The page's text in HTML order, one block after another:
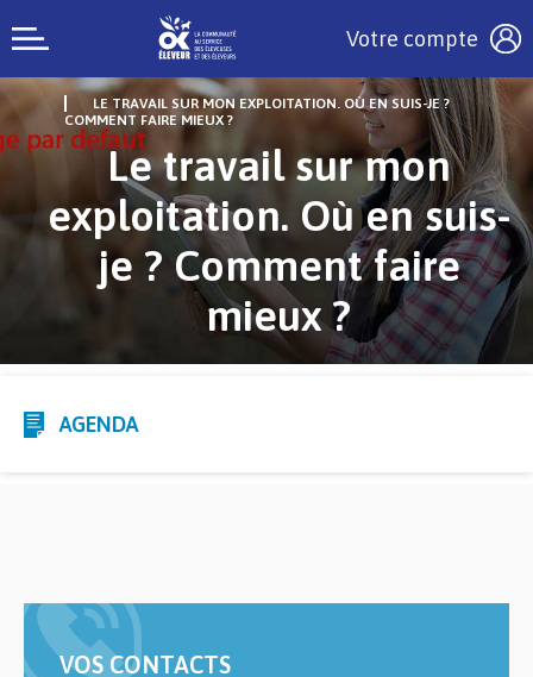
Votre compte
LE TRAVAIL SUR MON EXPLOITATION. OÙ EN SUIS-JE ?
COMMENT FAIRE MIEUX ?
Le travail sur mon
exploitation. Où en suis-
je ? Comment faire
mieux ?
AGENDA
VOS CONTACTS